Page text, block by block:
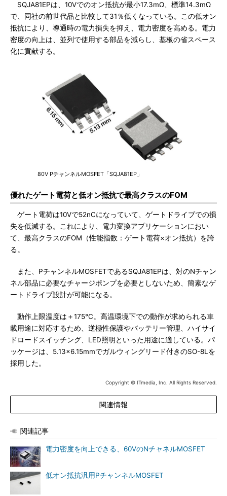
SQJA81EPは、10Vでのオン抵抗が最小17.3mΩ、標準14.3mΩ
で、同社の前世代品と比較して31％低くなっている。この低オン
抵抗により、導通時の電力損失を抑え、電力密度を高める。電力
密度の向上は、並列で使用する部品を減らし、基板の省スペース
化に貢献する。
80V PチャンネルMOSFET「SQJA81EP」
優れたゲート電荷と低オン抵抗で最高クラスのFOM
ゲート電荷は10Vで52nCになっていて、ゲートドライブでの損
失を低減する。これにより、電力変換アプリケーションにおい
て、最高クラスのFOM（性能指数：ゲート電荷×オン抵抗）を誇
る。
また、PチャンネルMOSFETであるSQJA81EPは、対のNチャン
ネル部品に必要なチャージポンプを必要としないため、簡素なゲ
ートドライブ設計が可能になる。
動作上限温度は＋175℃。高温環境下での動作が求められる車
載用途に対応するため、逆極性保護やバッテリー管理、ハイサイ
ドロードスイッチング、LED照明といった用途に適している。パ
ッケージは、5.13×6.15mmでガルウィングリード付きのSO-8Lを
採用した。
Copyright © ITmedia, Inc. All Rights Reserved.
関連情報
関連記事
電力密度を向上できる、60VのNチャネルMOSFET
低オン抵抗汎用PチャンネルMOSFET